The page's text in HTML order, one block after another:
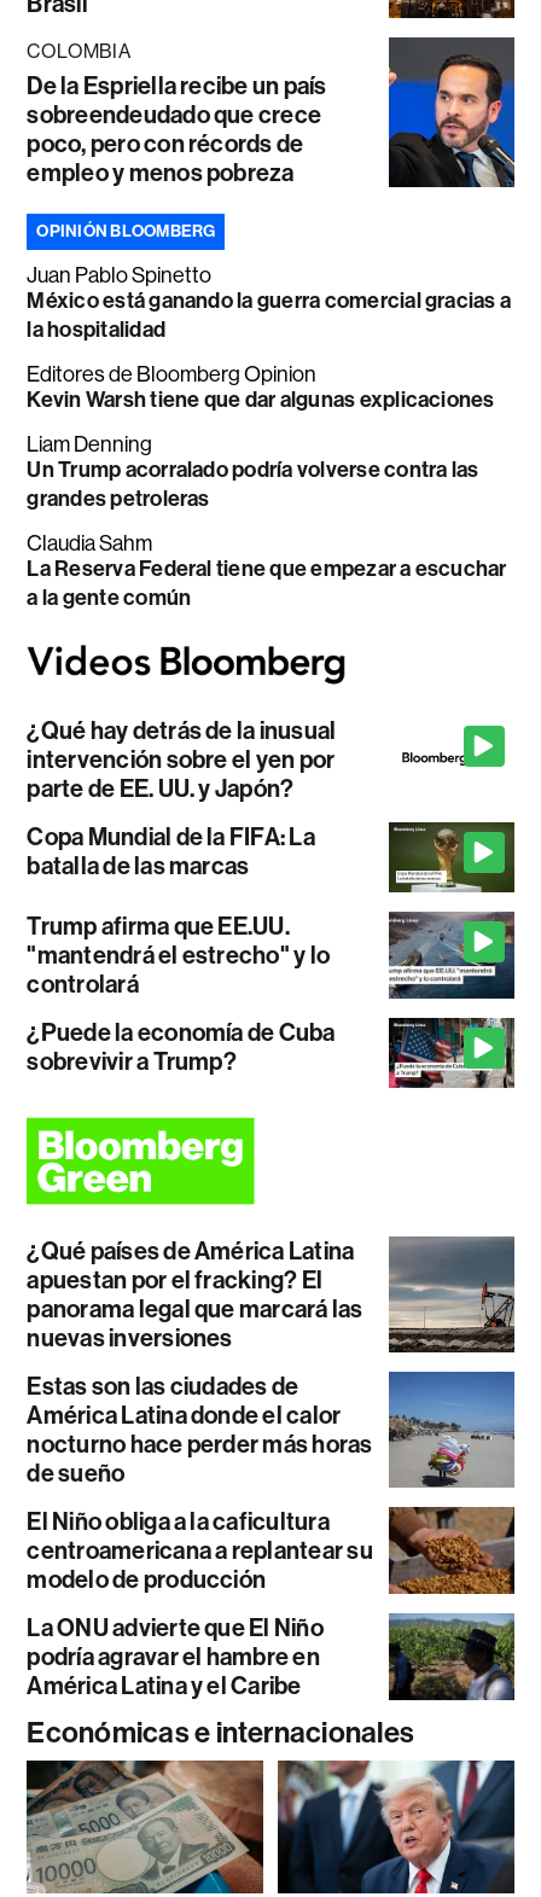
COLOMBIA
De la Espriella recibe un país
sobreendeudado que crece
poco, pero con récords de
empleo y menos pobreza
OPINIÓN BLOOMBERG
Juan Pablo Spinetto
México está ganando la guerra comercial gracias a
la hospitalidad
Editores de Bloomberg Opinion
Kevin Warsh tiene que dar algunas explicaciones
Liam Denning
Un Trump acorralado podría volverse contra las
grandes petroleras
Claudia Sahm
La Reserva Federal tiene que empezar a escuchar
a la gente común
¿Qué hay detrás de la inusual
intervención sobre el yen por
parte de EE. UU. y Japón?
Copa Mundial de la FIFA: La
batalla de las marcas
Trump afirma que EE.UU.
"mantendrá el estrecho" y lo
controlará
¿Puede la economía de Cuba
sobrevivir a Trump?
¿Qué países de América Latina
apuestan por el fracking? El
panorama legal que marcará las
nuevas inversiones
Estas son las ciudades de
América Latina donde el calor
nocturno hace perder más horas
de sueño
El Niño obliga a la caficultura
centroamericana a replantear su
modelo de producción
La ONU advierte que El Niño
podría agravar el hambre en
América Latina y el Caribe
Económicas e internacionales